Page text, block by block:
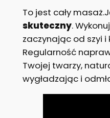
To jest cały
skuteczny.
zaczynając od szyi
Regularność
Twojej twarzy,
wygładzając i